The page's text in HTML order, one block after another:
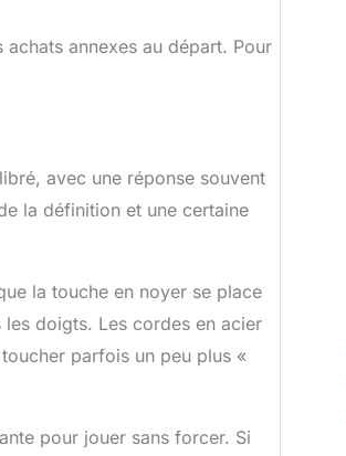
annexes au départ. Pour
avec une réponse souvent
la définition et une certaine
la touche en noyer se place
doigts. Les cordes en acier
parfois un peu plus «
pour jouer sans forcer. Si